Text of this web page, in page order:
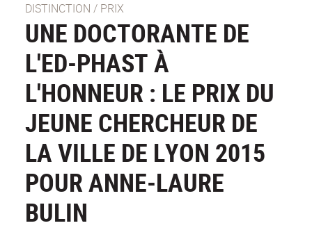
DISTINCTION / PRIX
UNE DOCTORANTE DE
L'ED-PHAST À
L'HONNEUR : LE PRIX DU
JEUNE CHERCHEUR DE
LA VILLE DE LYON 2015
POUR ANNE-LAURE
BULIN